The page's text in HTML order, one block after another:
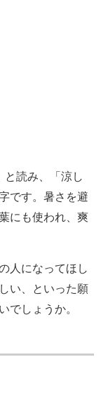
読み、「涼し
です。暑さを避
にも使われ、爽
人になってほし
い、といった願
でしょうか。